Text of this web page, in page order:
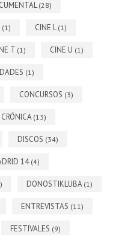
(28)
(1) CINE L(1)
T (1) CINE U (1)
(1)
CONCURSOS (3)
CRÓNICA (13)
DISCOS (34)
14(4)
DONOSTIKLUBA (1)
ENTREVISTAS (11)
FESTIVALES (9)